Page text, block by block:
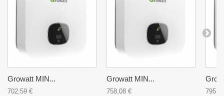
Growatt MIN...
702,59 €
Growatt MIN...
758,08 €